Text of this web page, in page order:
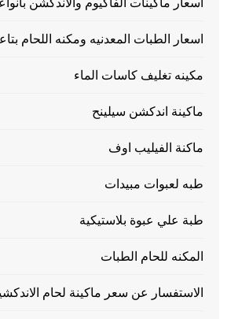
اسعار ماكينات الفاكيوم والاندكشن
اسعار الطبات المعدنيه ومكنه اللحام
مكينه تغليف كاسات الماء
ماكينة اندكشن سيلينح
ماكنة الفيليب اوف
طبه لعبوات مبيدات
طبة علي عبوة بلاستيكية
المكنه للحام الطبات
الاستفسار عن سعر ماكينة لحام